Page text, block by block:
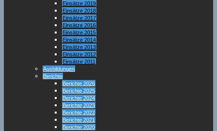
Einsätze 2019
Einsätze 2018
Einsätze 2017
Einsätze 2016
Einsätze 2015
Einsätze 2014
Einsätze 2013
Einsätze 2012
Einsätze 2011
Ausbildungen
Berichte
Berichte 2026
Berichte 2025
Berichte 2024
Berichte 2023
Berichte 2022
Berichte 2021
Berichte 2020